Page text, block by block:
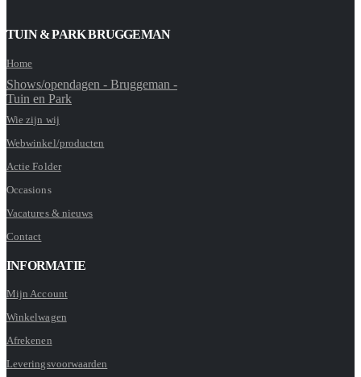
TUIN & PARK BRUGGEMAN
Home
Shows/opendagen - Bruggeman -
Tuin en Park
Wie zijn wij
Webwinkel/producten
Actie Folder
Occasions
Vacatures & nieuws
Contact
INFORMATIE
Mijn Account
Winkelwagen
Afrekenen
Leveringsvoorwaarden